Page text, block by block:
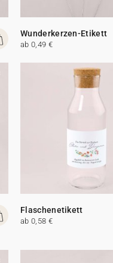
Wunderkerzen-Etikett
ab 0,49 €
Flaschenetikett
ab 0,58 €